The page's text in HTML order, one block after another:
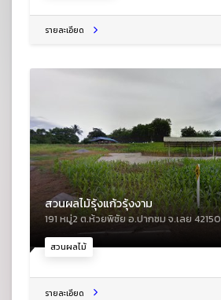
รายละเอียด
สวนผลไม้
สวนผลไม้รุ้งแก้วรุ้งงาม
191 หมู่2 ต.ห้วยพิชัย อ.ปากชม จ.เลย 42150
รายละเอียด